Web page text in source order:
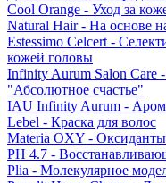
Cool Orange - Уход за
Natural Hair - На основе
Estessimo Celcert -
кожей головы
Infinity Aurum Salon Care
"Абсолютное счастье"
IAU Infinity Aurum -
Lebel - Краска для волос
Materia OXY - Оксиданты
PH 4.7 -
Plia - Молекулярное